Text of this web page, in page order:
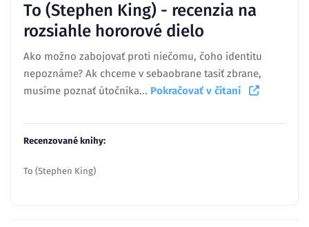
To (Stephen King) - recenzia na
rozsiahle hororové dielo
Ako možno zabojovať proti niečomu, čoho identitu
nepoznáme? Ak chceme v sebaobrane tasiť zbrane,
musíme poznať útočníka... Pokračovať v čítaní
Recenzované knihy:
To (Stephen King)